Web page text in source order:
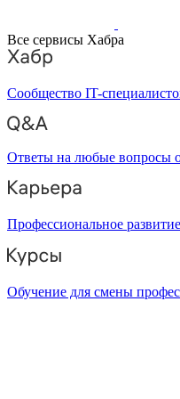
Все сервисы Хабра
Сообщество IT-
Ответы на любые вопросы
Профессиональное
Обучение для смены